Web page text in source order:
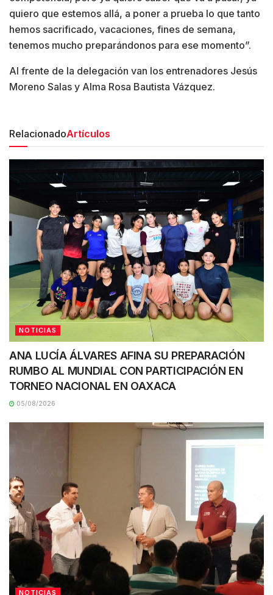
quiero que estemos allá, a poner a prueba lo que tanto
hemos sacrificado, vacaciones, fines de semana,
tenemos mucho preparándonos para ese momento”.
Al frente de la delegación van los entrenadores Jesús
Moreno Salas y Alma Rosa Bautista Vázquez.
RelacionadoArtículos
NOTICIAS
ANA LUCÍA ÁLVARES AFINA SU PREPARACIÓN
RUMBO AL MUNDIAL CON PARTICIPACIÓN EN
TORNEO NACIONAL EN OAXACA
05/08/2026
NOTICIAS